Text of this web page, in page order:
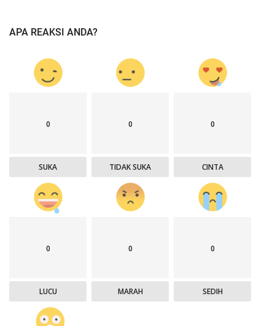
APA REAKSI ANDA?
0
SUKA
0
TIDAK SUKA
0
CINTA
0
LUCU
0
MARAH
0
SEDIH